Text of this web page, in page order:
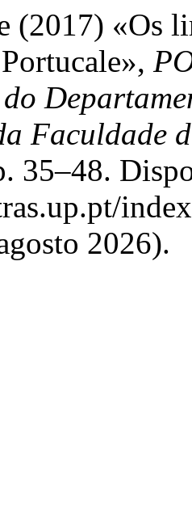
(2017) «Os
Faculdade
35–48.
2026).